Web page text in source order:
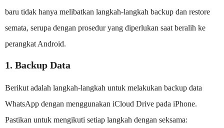
baru tidak hanya melibatkan langkah-langkah backup dan restore
semata, serupa dengan prosedur yang diperlukan saat beralih ke
perangkat Android.
1. Backup Data
Berikut adalah langkah-langkah untuk melakukan backup data
WhatsApp dengan menggunakan iCloud Drive pada iPhone.
Pastikan untuk mengikuti setiap langkah dengan seksama: